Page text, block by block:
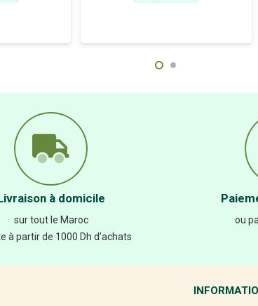
à domicile
sur tout le Maroc
à partir de 1000 Dh d’achats
ou